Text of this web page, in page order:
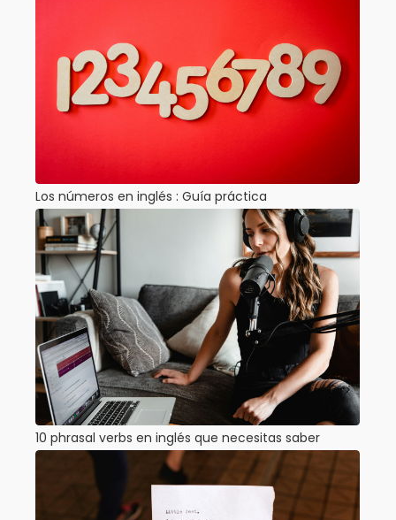
Los números en inglés : Guía práctica
10 phrasal verbs en inglés que necesitas saber